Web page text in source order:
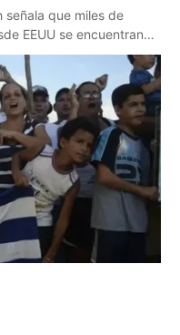
señala que miles de
EEUU se encuentran